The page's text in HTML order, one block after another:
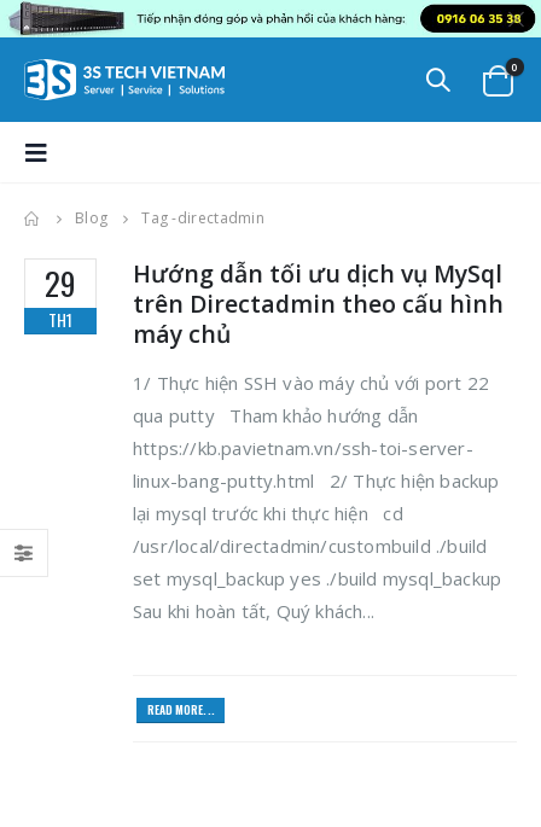
0
Blog Tag -directadmin
29
TH1
Hướng dẫn tối ưu dịch vụ MySql
trên Directadmin theo cấu hình
máy chủ
1/ Thực hiện SSH vào máy chủ với port 22
qua putty Tham khảo hướng dẫn
https://kb.pavietnam.vn/ssh-toi-server-
linux-bang-putty.html 2/ Thực hiện backup
lại mysql trước khi thực hiện cd
/usr/local/directadmin/custombuild ./build
set mysql_backup yes ./build mysql_backup
Sau khi hoàn tất, Quý khách...
READ MORE...